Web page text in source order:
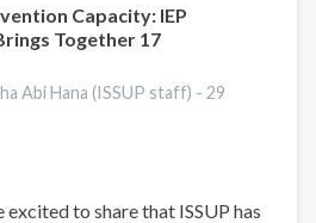
Capacity: IEP
Together 17
Abi Hana (ISSUP staff) -29
excited to share that ISSUP has